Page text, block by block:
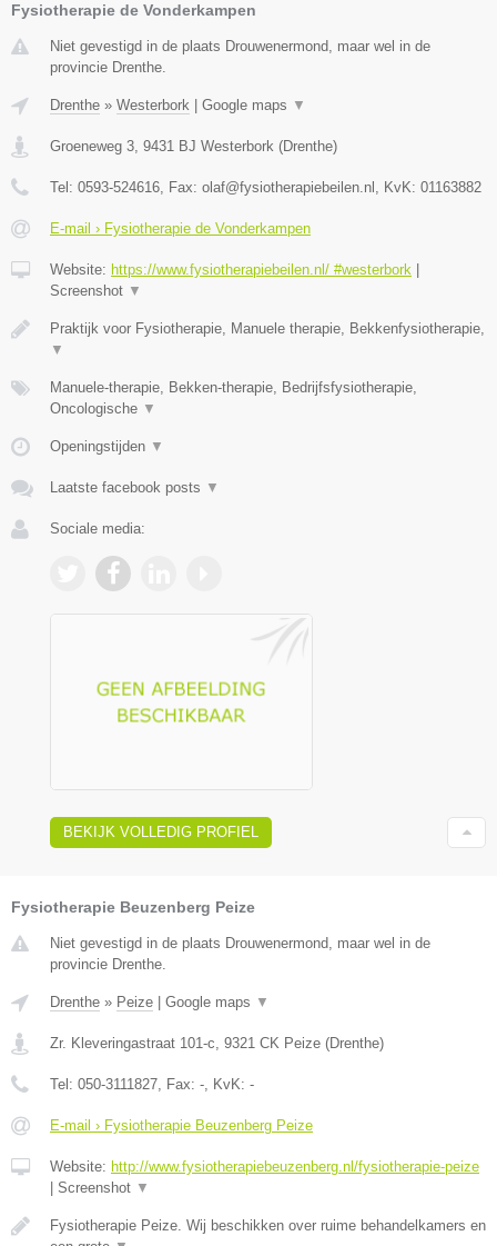
Fysiotherapie de Vonderkampen
Niet gevestigd in de plaats Drouwenermond, maar wel in de
provincie Drenthe.
Drenthe » Westerbork Google maps ▼
Groeneweg 3, 9431 BJ Westerbork (Drenthe)
Tel: 0593-524616, Fax: olaf@fysiotherapiebeilen.nl , KvK: 01163882
E-mail › Fysiotherapie de Vonderkampen
Website: https://www.fysiotherapiebeilen.nl/ #westerbork
Screenshot ▼
Praktijk voor Fysiotherapie, Manuele therapie, Bekkenfysiotherapie,
▼
Manuele-therapie, Bekken-therapie, Bedrijfsfysiotherapie,
Oncologische ▼
Openingstijden ▼
Laatste facebook posts ▼
Sociale media:
BEKIJK VOLLEDIG PROFIEL
Fysiotherapie Beuzenberg Peize
Niet gevestigd in de plaats Drouwenermond, maar wel in de
provincie Drenthe.
Drenthe » Peize Google maps ▼
Zr. Kleveringastraat 101-c 9321 CK Peize (Drenthe)
Tel: 050-3111827 , Fax: - , KvK: -
E-mail › Fysiotherapie Beuzenberg Peize
Website: http://www.fysiotherapiebeuzenberg.nl/fysiotherapie-peize
Screenshot ▼
Fysiotherapie Peize. Wij beschikken over ruime behandelkamers en